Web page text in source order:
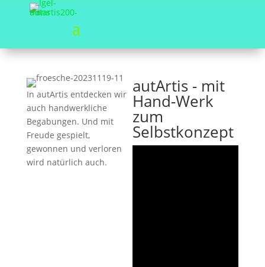
In autArtis entdecken wir
auch handwerkliche
Begabungen. Und mit
Freude gespielt,
gewonnen und verloren
wird natürlich auch.
autArtis - mit
Hand-Werk
zum
Selbstkonzept